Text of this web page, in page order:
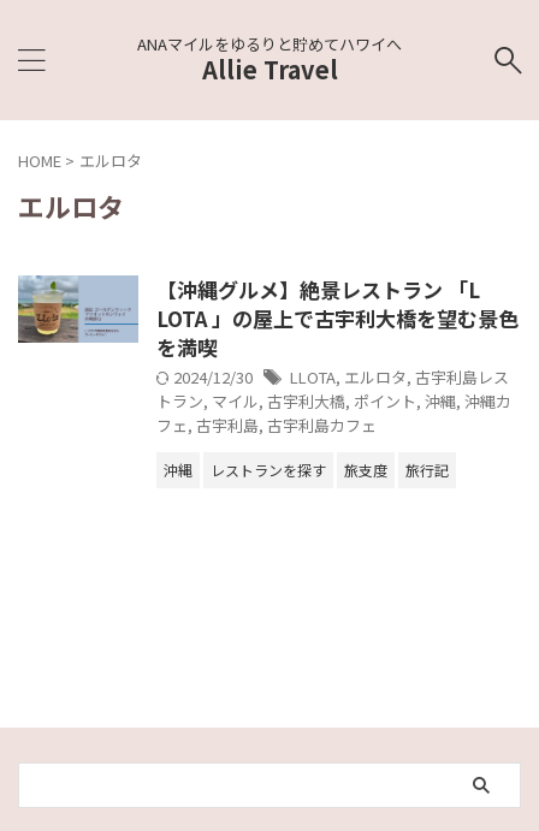
ANAマイルをゆるりと貯めてハワイへ
Allie Travel
HOME > エルロタ
エルロタ
【沖縄グルメ】絶景レストラン 「L
LOTA 」の屋上で古宇利大橋を望む景色
を満喫
2024/12/30 LLOTA, エルロタ, 古宇利島レス
トラン, マイル, 古宇利大橋, ポイント, 沖縄, 沖縄カ
フェ, 古宇利島, 古宇利島カフェ
沖縄 レストランを探す 旅支度 旅行記